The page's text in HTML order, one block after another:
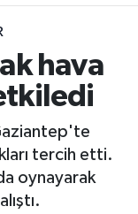
hava
tercih etti.
oynayarak